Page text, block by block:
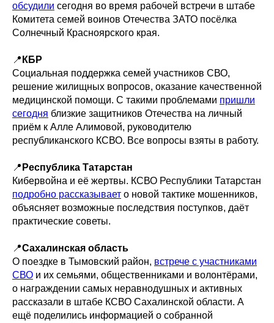
обсудили сегодня во время рабочей встречи в штабе
Комитета семей воинов Отечества ЗАТО посёлка
Солнечный Красноярского края.
📍 КБР
Социальная поддержка семей участников СВО,
решение жилищных вопросов, оказание качественной
медицинской помощи. С такими проблемами пришли
сегодня близкие защитников Отечества на личный
приём к Алле Алимовой, руководителю
республиканского КСВО. Все вопросы взяты в работу.
📍 Республика Татарстан
Кибервойна и её жертвы. КСВО Республики Татарстан
подробно рассказывает о новой тактике мошенников,
объясняет возможные последствия поступков, даёт
практические советы.
📍Сахалинская область
О поездке в Тымовский район, встрече с участниками
СВО и их семьями, общественниками и волонтёрами,
о награждении самых неравнодушных и активных
рассказали в штабе КСВО Сахалинской области. А
ещё поделились информацией о собранной